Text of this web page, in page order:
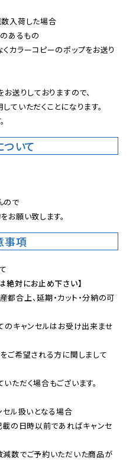
数入荷した場合
あるもの
カラーコピーのポップをお送り
送りしておりますので、
ていただくことになります。
いて
ので
お願い致します。
事項
絶対にお止め下さい】
合上、延期・カット・分納の可
のキャンセルはお受け出来ませ
ご希望される方に関しまして
ただく場合もございます。
ル扱いとなる場合
の日時以前であればキャンセ
減数でご予約いただいた商品が